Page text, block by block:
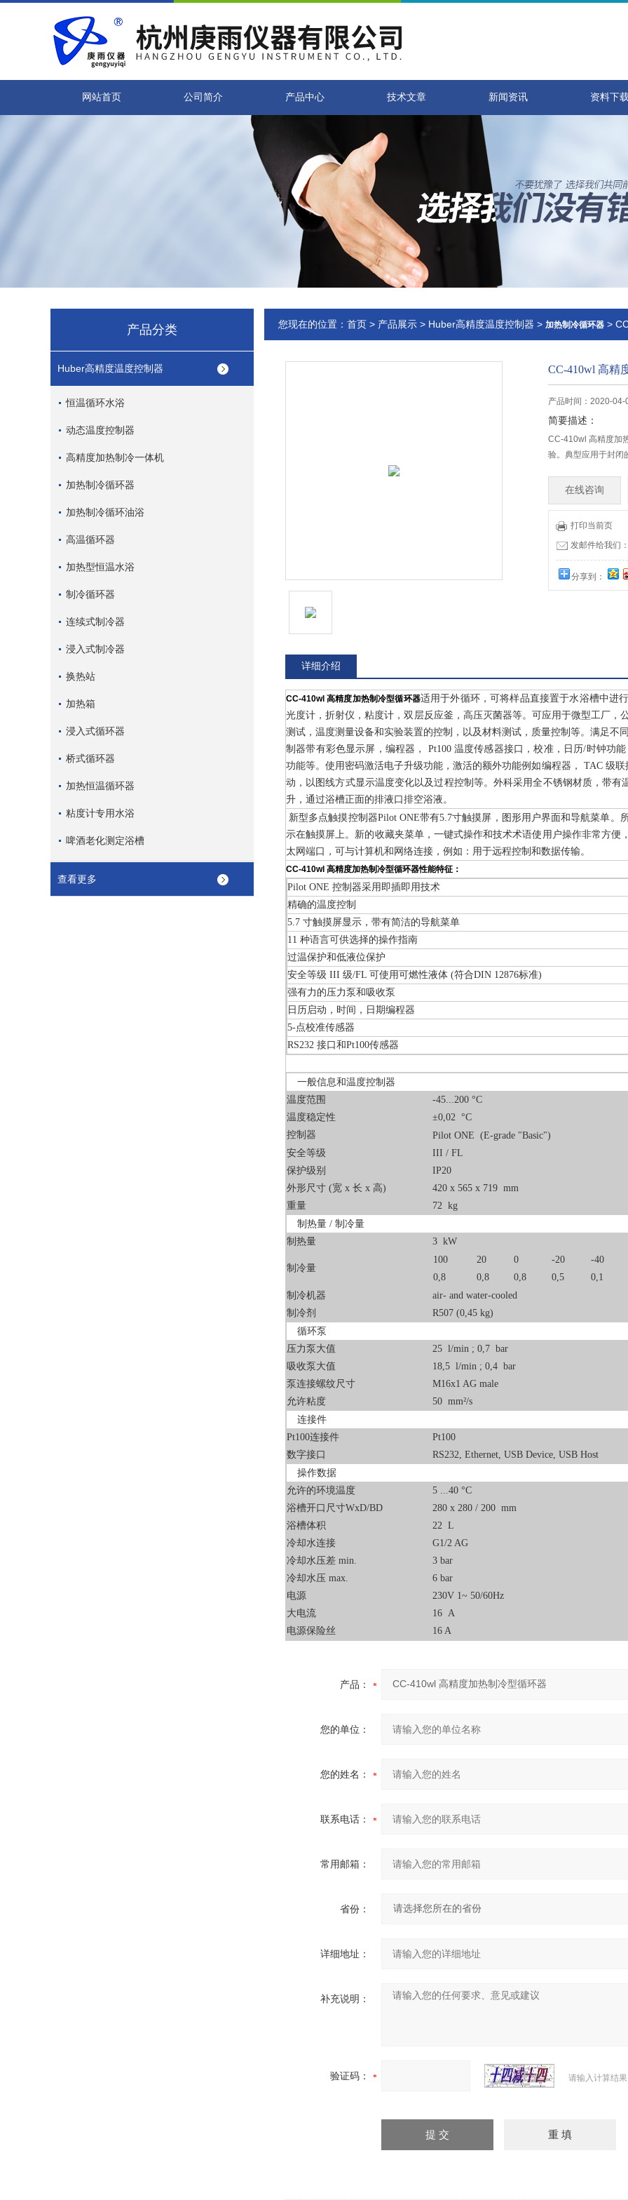
网站首页 公司简介 产品中心 技术文章 新闻资讯 资料下
产品分类
Huber高精度温度控制器
恒温循环水浴
动态温度控制器
高精度加热制冷一体机
加热制冷循环器
加热制冷循环油浴
高温循环器
加热型恒温水浴
制冷循环器
连续式制冷器
浸入式制冷器
换热站
加热箱
浸入式循环器
桥式循环器
加热恒温循环器
粘度计专用水浴
啤酒老化测定浴槽
查看更多
您现在的位置： 首页 > 产品展示 > Huber高精度温度控制器 > 加热制冷循环器 >
CC-410wl 高精
产品时间：2020-04-
简要描述：
CC-410wl 高精度加
验。典型应用于封闭
在线咨询
打印当前页
发邮件给我们
分享到：
详细介绍
CC-410wl 高精度加热制冷型循环器适用于外循环，可将样品直接置于水浴槽中进
光度计，折射仪，粘度计，双层反应釜，高压灭菌器等。可应用于微型工厂，
测试，温度测量设备和实验装置的控制，以及材料测试，质量控制等。满足不
制器带有彩色显示屏，编程器， Pt100 温度传感器接口，校准，日历/时钟功
功能等。使用密码激活电子升级功能，激活的额外功能例如编程器， TAC 级
动，以图线方式显示温度变化以及过程控制等。外科采用全不锈钢材质，带有
升，通过浴槽正面的排液口排空浴液。
新型多点触摸控制器Pilot ONE带有5.7寸触摸屏，图形用户界面和导航菜单。
示在触摸屏上。新的收藏夹菜单，一键式操作和技术术语使用户操作非常方便
太网端口，可与计算机和网络连接，例如：用于远程控制和数据传输。
CC-410wl 高精度加热制冷型循环器性能特征：
Pilot ONE 控制器采用即插即用技术
精确的温度控制
5.7 寸触摸屏显示，带有简洁的导航菜单
11 种语言可供选择的操作指南
过温保护和低液位保护
安全等级 III 级/FL 可使用可燃性液体 (符合DIN 12876标准)
强有力的压力泵和吸收泵
日历启动，时间，日期编程器
5-点校准传感器
RS232 接口和Pt100传感器
一般信息和温度控制器
温度范围
-45...200 °C
温度稳定性
±0,02 °C
控制器
Pilot ONE (E-grade "Basic")
安全等级
III / FL
保护级别
IP20
外形尺寸 (宽 x 长 x 高)
420 x 565 x 719 mm
重量
72 kg
制热量 / 制冷量
制热量
3 kW
制冷量
100 20 0 -20 -40
0,8
0,8 0,8 0,5 0,1
制冷机器
air- and water-cooled
制冷剂
R507 (0,45 kg)
循环泵
压力泵大值
25 l/min ; 0,7 bar
吸收泵大值
18,5 l/min ; 0,4 bar
泵连接螺纹尺寸
M16x1 AG male
允许粘度
50 mm²/s
连接件
Pt100连接件
Pt100
数字接口
RS232, Ethernet, USB Device, USB Host
操作数据
允许的环境温度
5 ...40 °C
浴槽开口尺寸WxD/BD
280 x 280 / 200 mm
浴槽体积
22 L
冷却水连接
G1/2 AG
冷却水压差 min.
3 bar
冷却水压 max.
6 bar
电源
230V 1~ 50/60Hz
大电流
16 A
电源保险丝
16 A
产品：
您的单位：
您的姓名：
联系电话：
常用邮箱：
省份：
详细地址：
补充说明：
验证码： 请输入计算结